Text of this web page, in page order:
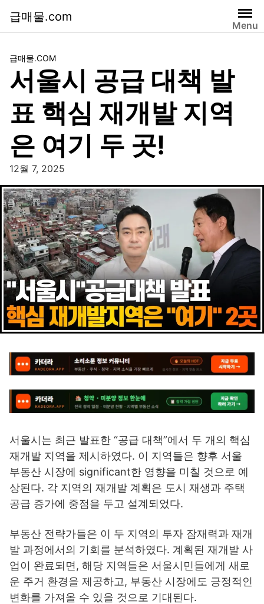
급매물.com
Menu
급매물.COM
서울시 공급 대책 발
표 핵심 재개발 지역
은 여기 두 곳!
12월 7, 2025
서울시는 최근 발표한 “공급 대책”에서 두 개의 핵심
재개발 지역을 제시하였다. 이 지역들은 향후 서울
부동산 시장에 significant한 영향을 미칠 것으로 예
상된다. 각 지역의 재개발 계획은 도시 재생과 주택
공급 증가에 중점을 두고 설계되었다.
부동산 전략가들은 이 두 지역의 투자 잠재력과 재개
발 과정에서의 기회를 분석하였다. 계획된 재개발 사
업이 완료되면, 해당 지역들은 서울시민들에게 새로
운 주거 환경을 제공하고, 부동산 시장에도 긍정적인
변화를 가져올 수 있을 것으로 기대된다.